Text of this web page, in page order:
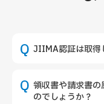
JIIMA認証は取得
領収書や請求書
のでしょうか？